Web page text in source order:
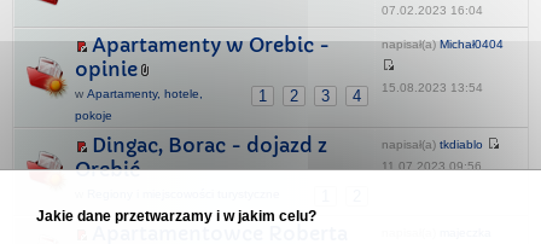
07.02.2023 16:04
Apartamenty w Orebic -
opinie
1 2 3 4
w Apartamenty, hotele,
pokoje
napisał(a)Michał0404
15.08.2023 13:54
Dingac, Borac - dojazd z
Orebić
napisał(a) tkdiablo
11.07.2023 09:56
Jakie dane przetwarzamy i w jakim celu?